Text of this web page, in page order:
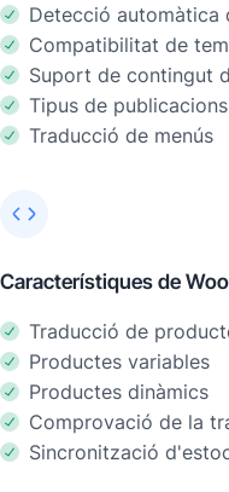
Detecció automàtica
Compatibilitat de
Suport de contingut
Tipus de
Traducció de menús
Característiques de
Traducció de
Productes variables
Productes dinàmics
Comprovació de la
Sincronització